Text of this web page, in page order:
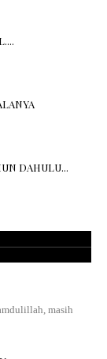
DAHULU...
masih